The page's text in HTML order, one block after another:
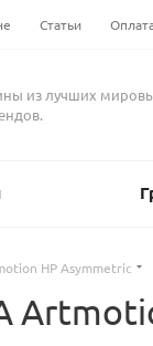
Статьи
из лучших
HP Asymmetric